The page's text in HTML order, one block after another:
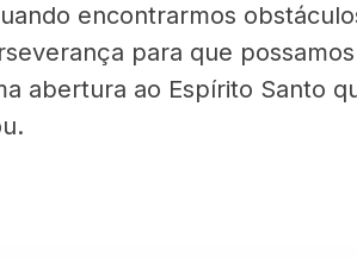
encontrarmos
para que
abertura ao Espírito Santo